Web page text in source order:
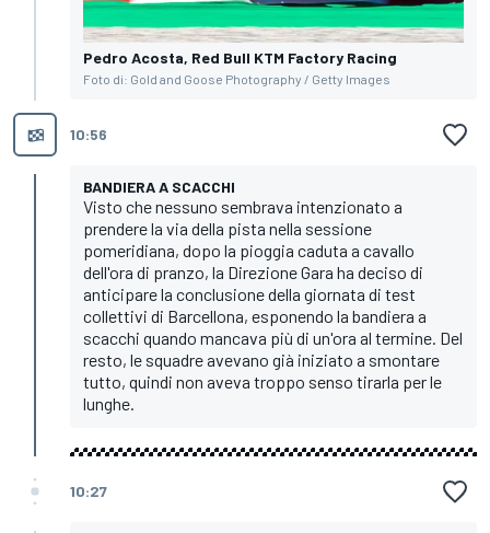
Pedro Acosta, Red Bull KTM Factory Racing
Foto di: Gold and Goose Photography / Getty Images
10:56
BANDIERA A SCACCHI
Visto che nessuno sembrava intenzionato a
prendere la via della pista nella sessione
pomeridiana, dopo la pioggia caduta a cavallo
dell'ora di pranzo, la Direzione Gara ha deciso di
anticipare la conclusione della giornata di test
collettivi di Barcellona, esponendo la bandiera a
scacchi quando mancava più di un'ora al termine. Del
resto, le squadre avevano già iniziato a smontare
tutto, quindi non aveva troppo senso tirarla per le
lunghe.
10:27